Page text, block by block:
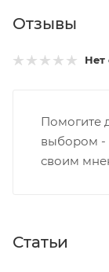
Отзывы
Нет
Помогите
выбором -
своим
Статьи